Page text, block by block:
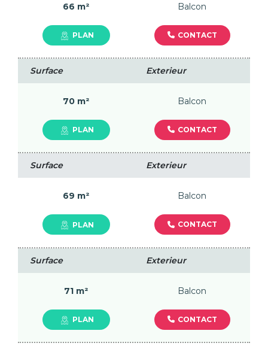
66 m² Balcon
PLAN CONTACT
Surface
70 m²
Exterieur
Balcon
PLAN CONTACT
Surface
69 m²
Exterieur
Balcon
PLAN CONTACT
Surface
71 m²
Exterieur
Balcon
PLAN CONTACT